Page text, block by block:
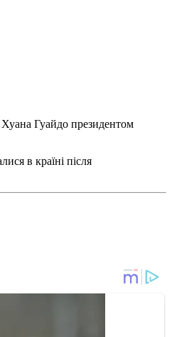
Хуана Гуайдо президентом
в країні після